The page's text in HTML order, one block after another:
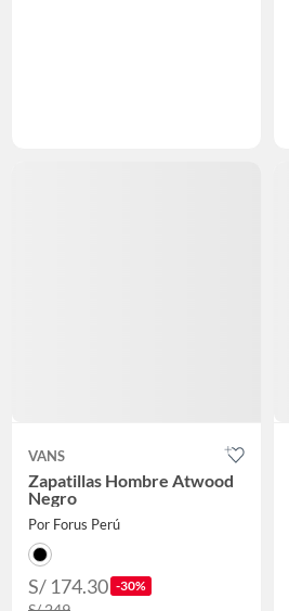
VANS
Zapatillas Hombre Atwood
Negro
Por Forus Perú
S/ 174.30 -30%